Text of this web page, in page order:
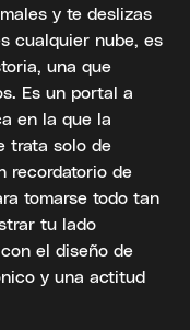
y te deslizas
cualquier nube, es
una que
Es un portal a
en la que la
trata solo de
recordatorio de
tomarse todo tan
tu lado
el diseño de
y una actitud